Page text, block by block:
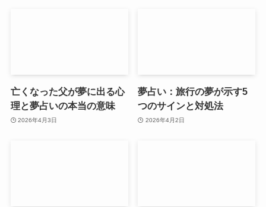
亡くなった父が夢に出る心
理と夢占いの本当の意味
2026年4月3日
夢占い：旅行の夢が示す5
つのサインと対処法
2026年4月2日